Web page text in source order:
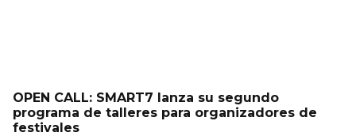
OPEN CALL: SMART7 lanza su segundo
programa de talleres para organizadores de
festivales